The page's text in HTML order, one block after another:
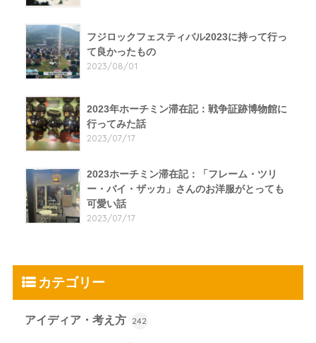
フジロックフェスティバル2023に持って行っ
て良かったもの
2023/08/01
2023年ホーチミン滞在記：戦争証跡博物館に
行ってみた話
2023/07/17
2023ホーチミン滞在記：「フレーム・ツリ
ー・バイ・ザッカ」さんのお洋服がとっても
可愛い話
2023/07/17
カテゴリー
アイディア・考え方 242